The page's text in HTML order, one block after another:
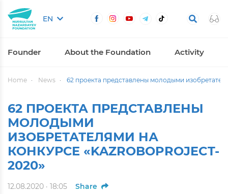
EN
Founder About the Foundation Activity
Home News 62 проекта представлены молодыми
62 ПРОЕКТА ПРЕДСТАВЛЕНЫ
МОЛОДЫМИ
ИЗОБРЕТАТЕЛЯМИ НА
КОНКУРСЕ «KAZROBOPROJECT-
2020»
12.08.2020 · 18:05 Share